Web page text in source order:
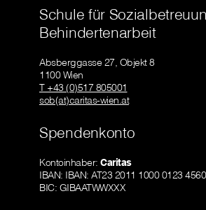
Schule für
Behindertenarbeit
Absberggasse 27, Objekt 8
1100 Wien
T +43 (0)517 805001
sob(at)caritas-wien.at
Spendenkonto
Kontoinhaber: Caritas
IBAN: IBAN: AT23 2011 1000 0123 4560
BIC: GIBAATWWXXX